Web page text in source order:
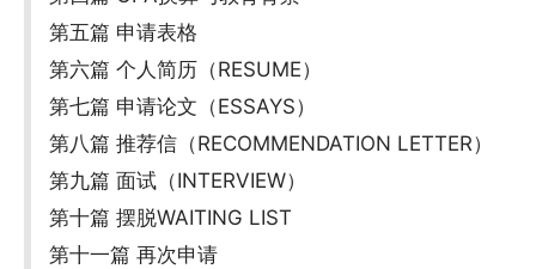
第五篇 申请表格
第六篇 个人简历（RESUME）
第七篇 申请论文（ESSAYS）
第八篇 推荐信（RECOMMENDATION LETTER）
第九篇 面试（INTERVIEW）
第十篇 摆脱WAITING LIST
第十一篇 再次申请